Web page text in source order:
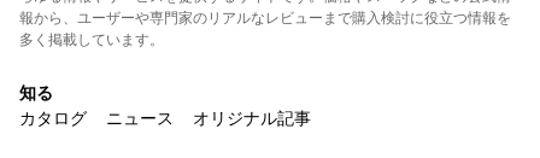
報から、ユーザーや専門家のリアルなレビューまで購入検討に役立つ情報を
多く掲載しています。
知る
カタログ
ニュース オリジナル記事